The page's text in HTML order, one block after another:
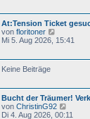
B
e
i
t
a
g
At:Tension Ticket
von floritoner
e
r
B
e
i
Mi 5. Aug 2026, 15:41
Keine Beiträge
Bucht der Träumer!
von ChristinG92
e
Di 4. Aug 2026, 00:11